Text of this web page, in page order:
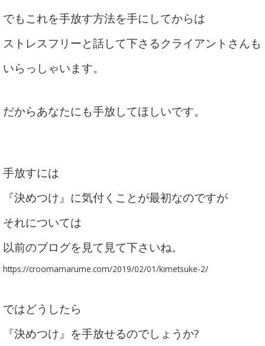
でもこれを手放す方法を手にしてからは
ストレスフリーと話して下さるクライアントさんも
いらっしゃいます。
だからあなたにも手放してほしいです。
手放すには
『決めつけ』に気付くことが最初なのですが
それについては
以前のブログを見て見て下さいね。
https://croomamarume.com/2019/02/01/kimetsuke-2/
ではどうしたら
『決めつけ』を手放せるのでしょうか?